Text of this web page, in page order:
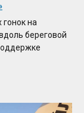
на
береговой